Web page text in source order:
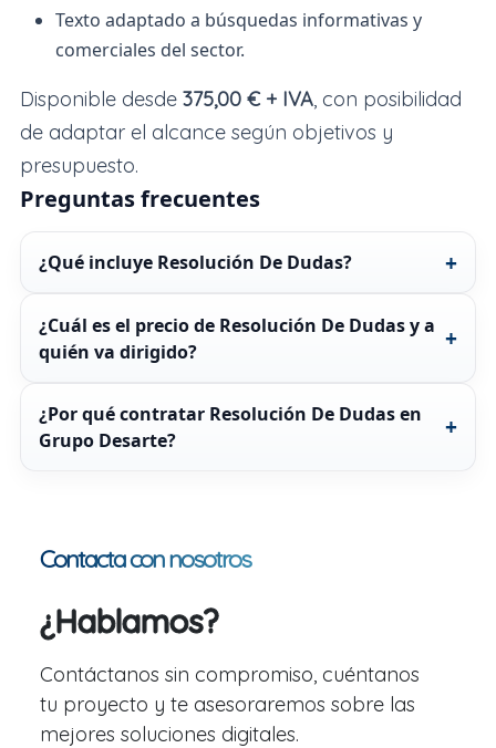
Texto adaptado a búsquedas informativas y
comerciales del sector.
Disponible desde 375,00 € + IVA, con posibilidad
de adaptar el alcance según objetivos y
presupuesto.
Preguntas frecuentes
¿Qué incluye Resolución De Dudas?
¿Cuál es el precio de Resolución De Dudas y a
quién va dirigido?
¿Por qué contratar Resolución De Dudas en
Grupo Desarte?
Contacta con nosotros
¿Hablamos?
Contáctanos sin compromiso, cuéntanos
tu proyecto y te asesoraremos sobre las
mejores soluciones digitales.